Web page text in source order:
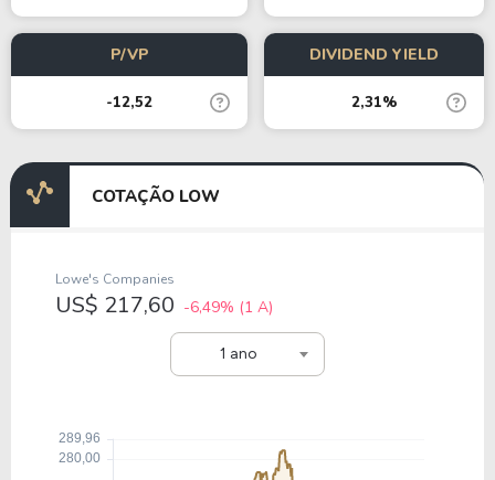
P/VP
-12,52
DIVIDEND YIELD
2,31%
COTAÇÃO LOW
1 ano
Lowe's Companies
US$ 217,60 -6,49% (1 A)